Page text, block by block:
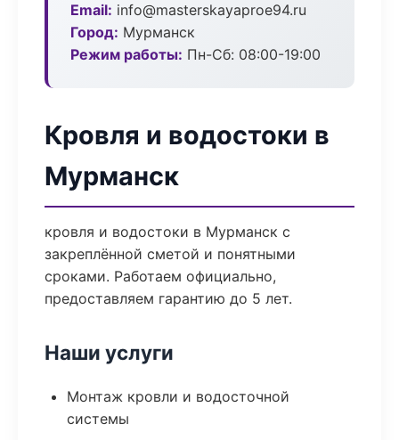
Email: info@masterskayaproe94.ru
Город: Мурманск
Режим работы: Пн-Сб: 08:00-19:00
Кровля и водостоки в
Мурманск
кровля и водостоки в Мурманск с
закреплённой сметой и понятными
сроками. Работаем официально,
предоставляем гарантию до 5 лет.
Наши услуги
Монтаж кровли и водосточной
системы